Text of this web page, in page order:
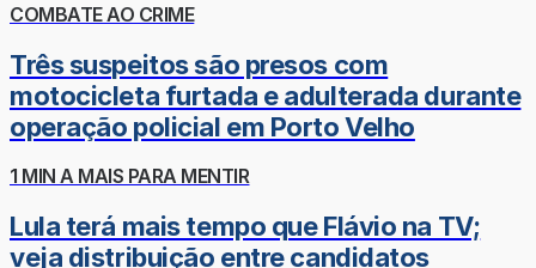
COMBATE AO CRIME
Três suspeitos são presos com
motocicleta furtada e adulterada durante
operação policial em Porto Velho
1 MIN A MAIS PARA MENTIR
Lula terá mais tempo que Flávio na TV;
veja distribuição entre candidatos